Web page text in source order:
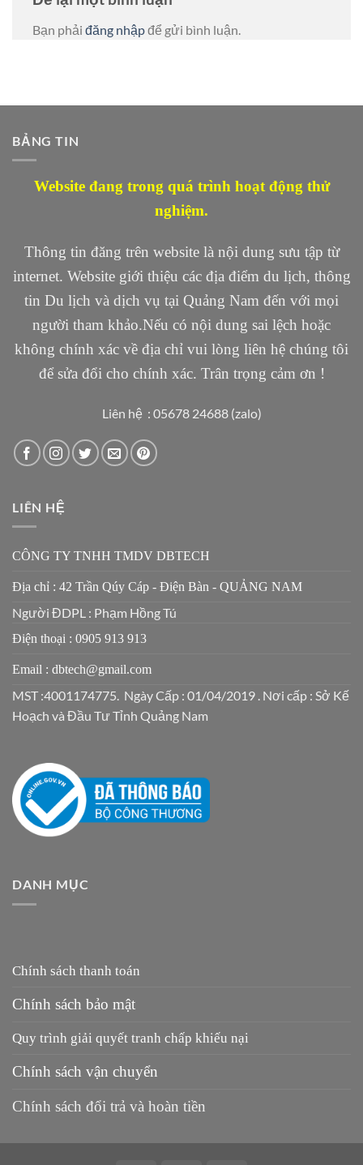
Bạn phải đăng nhậpđể gửi bình luận.
BẢNG TIN
Website đang trong quá trình hoạt động thử
nghiệm.
Thông tin đăng trên website là nội dung sưu tập từ
internet. Website giới thiệu các địa điểm du lịch, thông
tin Du lịch và dịch vụ tại Quảng Nam đến với mọi
người tham khảo.Nếu có nội dung sai lệch hoặc
không chính xác về địa chỉ vui lòng liên hệ chúng tôi
để sửa đổi cho chính xác. Trân trọng cảm ơn !
Liên hệ : 05678 24688 (zalo)
LIÊN HỆ
CÔNG TY TNHH TMDV DBTECH
Địa chỉ : 42 Trần Qúy Cáp - Điện Bàn - QUẢNG NAM
Người ĐDPL : Phạm Hồng Tú
Điện thoại : 0905 913 913
Email : dbtech@gmail.com
MST :4001174775. Ngày Cấp : 01/04/2019 . Nơi cấp : Sở Kế
Hoạch và Đầu Tư Tỉnh Quảng Nam
DANH MỤC
Chính sách thanh toán
Chính sách bảo mật
Quy trình giải quyết tranh chấp khiếu nại
Chính sách vận chuyển
Chính sách đổi trả và hoàn tiền